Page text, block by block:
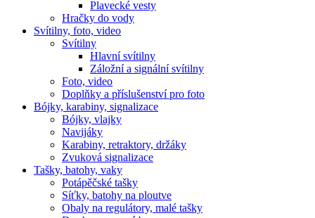
Plavecké vesty
Hračky do vody
Svítilny, foto, video
Svítilny
Hlavní svítilny
Záložní a signální svítilny
Foto, video
Doplňky a příslušenství pro foto
Bójky, karabiny, signalizace
Bójky, vlajky
Navijáky
Karabiny, retraktory, držáky
Zvuková signalizace
Tašky, batohy, vaky
Potápěčské tašky
Síťky, batohy na ploutve
Obaly na regulátory, malé tašky